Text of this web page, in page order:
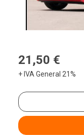
21,50 €
+ IVA General 21%